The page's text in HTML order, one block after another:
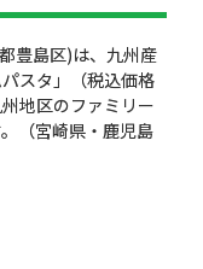
豊島区)は、九州産
スタ」（税込価格
地区のファミリー
（宮崎県・鹿児島